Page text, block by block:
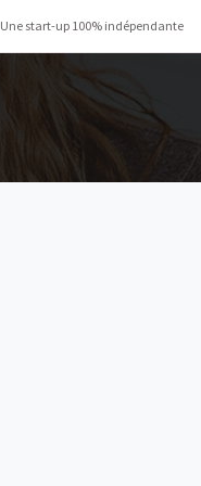
Une start-up 100% indépendante